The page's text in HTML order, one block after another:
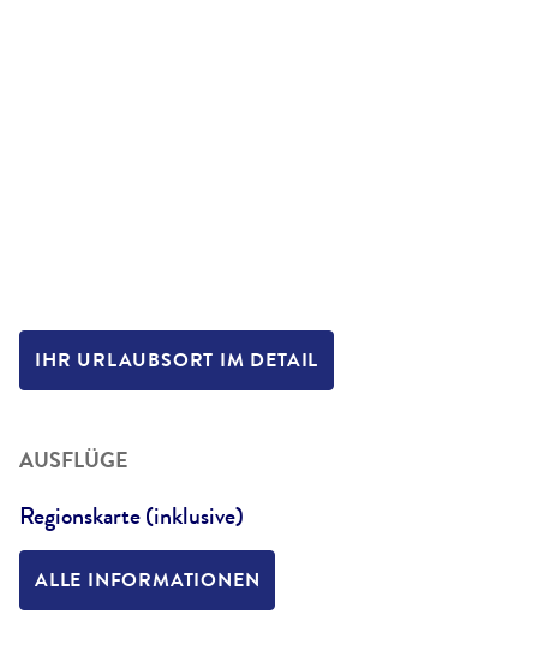
IHR URLAUBSORT IM DETAIL
AUSFLÜGE
Regionskarte (inklusive)
ALLE INFORMATIONEN